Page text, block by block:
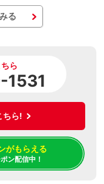
る
ら
ちら!
がもらえる
ン配信中！